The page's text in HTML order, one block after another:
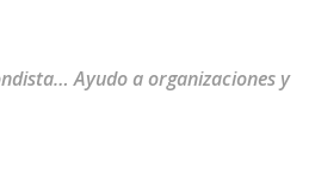
Ayudo a organizaciones y